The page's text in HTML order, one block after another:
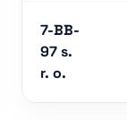
7-BB-
97 s.
r. o.